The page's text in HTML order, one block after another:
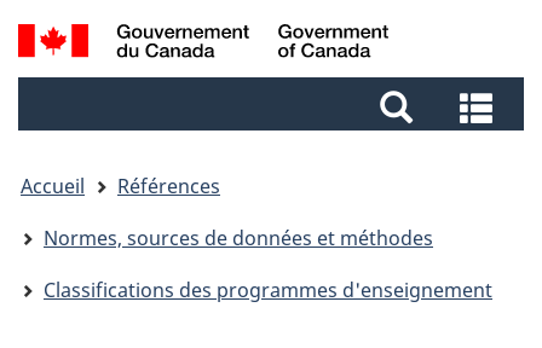
Aller
au
Aller
au
Passer
à
Recherche
et
et
Accueil
Références
Normes, sources de données et méthodes
Classifications des programmes d'enseignement